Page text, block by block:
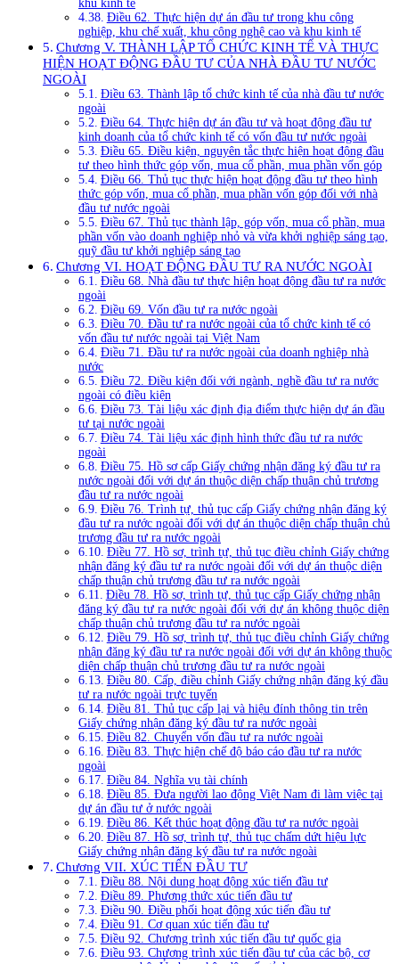
khu kinh tế
Điều 62. Thực hiện dự án đầu tư trong khu công
nghiệp, khu chế xuất, khu công nghệ cao và khu kinh tế
Chương V. THÀNH LẬP TỔ CHỨC KINH TẾ VÀ THỰC
HIỆN HOẠT ĐỘNG ĐẦU TƯ CỦA NHÀ ĐẦU TƯ NƯỚC
NGOÀI
Điều 63. Thành lập tổ chức kinh tế của nhà đầu tư nước
ngoài
Điều 64. Thực hiện dự án đầu tư và hoạt động đầu tư
kinh doanh của tổ chức kinh tế có vốn đầu tư nước ngoài
Điều 65. Điều kiện, nguyên tắc thực hiện hoạt động đầu
tư theo hình thức góp vốn, mua cổ phần, mua phần vốn góp
Điều 66. Thủ tục thực hiện hoạt động đầu tư theo hình
thức góp vốn, mua cổ phần, mua phần vốn góp đối với nhà
đầu tư nước ngoài
Điều 67. Thủ tục thành lập, góp vốn, mua cổ phần, mua
phần vốn vào doanh nghiệp nhỏ và vừa khởi nghiệp sáng tạo,
quỹ đầu tư khởi nghiệp sáng tạo
Chương VI. HOẠT ĐỘNG ĐẦU TƯ RA NƯỚC NGOÀI
Điều 68. Nhà đầu tư thực hiện hoạt động đầu tư ra nước
ngoài
Điều 69. Vốn đầu tư ra nước ngoài
Điều 70. Đầu tư ra nước ngoài của tổ chức kinh tế có
vốn đầu tư nước ngoài tại Việt Nam
Điều 71. Đầu tư ra nước ngoài của doanh nghiệp nhà
nước
Điều 72. Điều kiện đối với ngành, nghề đầu tư ra nước
ngoài có điều kiện
Điều 73. Tài liệu xác định địa điểm thực hiện dự án đầu
tư tại nước ngoài
Điều 74. Tài liệu xác định hình thức đầu tư ra nước
ngoài
Điều 75. Hồ sơ cấp Giấy chứng nhận đăng ký đầu tư ra
nước ngoài đối với dự án thuộc diện chấp thuận chủ trương
đầu tư ra nước ngoài
Điều 76. Trình tự, thủ tục cấp Giấy chứng nhận đăng ký
đầu tư ra nước ngoài đối với dự án thuộc diện chấp thuận chủ
trương đầu tư ra nước ngoài
Điều 77. Hồ sơ, trình tự, thủ tục điều chỉnh Giấy chứng
nhận đăng ký đầu tư ra nước ngoài đối với dự án thuộc diện
chấp thuận chủ trương đầu tư ra nước ngoài
Điều 78. Hồ sơ, trình tự, thủ tục cấp Giấy chứng nhận
đăng ký đầu tư ra nước ngoài đối với dự án không thuộc diện
chấp thuận chủ trương đầu tư ra nước ngoài
Điều 79. Hồ sơ, trình tự, thủ tục điều chỉnh Giấy chứng
nhận đăng ký đầu tư ra nước ngoài đối với dự án không thuộc
diện chấp thuận chủ trương đầu tư ra nước ngoài
Điều 80. Cấp, điều chỉnh Giấy chứng nhận đăng ký đầu
tư ra nước ngoài trực tuyến
Điều 81. Thủ tục cấp lại và hiệu đính thông tin trên
Giấy chứng nhận đăng ký đầu tư ra nước ngoài
Điều 82. Chuyển vốn đầu tư ra nước ngoài
Điều 83. Thực hiện chế độ báo cáo đầu tư ra nước
ngoài
Điều 84. Nghĩa vụ tài chính
Điều 85. Đưa người lao động Việt Nam đi làm việc tại
dự án đầu tư ở nước ngoài
Điều 86. Kết thúc hoạt động đầu tư ra nước ngoài
Điều 87. Hồ sơ, trình tự, thủ tục chấm dứt hiệu lực
Giấy chứng nhận đăng ký đầu tư ra nước ngoài
Chương VII. XÚC TIẾN ĐẦU TƯ
Điều 88. Nội dung hoạt động xúc tiến đầu tư
Điều 89. Phương thức xúc tiến đầu tư
Điều 90. Điều phối hoạt động xúc tiến đầu tư
Điều 91. Cơ quan xúc tiến đầu tư
Điều 92. Chương trình xúc tiến đầu tư quốc gia
Điều 93. Chương trình xúc tiến đầu tư của các bộ, cơ